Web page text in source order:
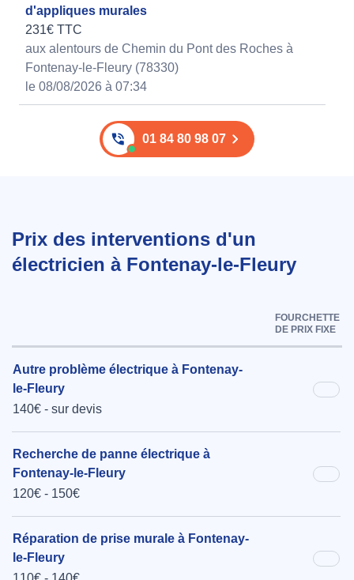
d'appliques murales
231€ TTC
aux alentours de Chemin du Pont des Roches à
Fontenay-le-Fleury (78330)
le 08/08/2026 à 07:34
01 84 80 98 07
Prix des interventions d'un
électricien à Fontenay-le-Fleury
FOURCHETTE
DE PRIX FIXE
Autre problème électrique à Fontenay-
le-Fleury
140€ - sur devis
Recherche de panne électrique à
Fontenay-le-Fleury
120€ - 150€
Réparation de prise murale à Fontenay-
le-Fleury